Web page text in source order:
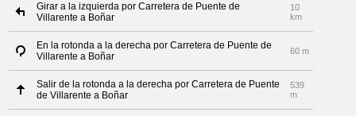
Girar a la izquierda por Carretera de Puente de
Villarente a Boñar
10
km
En la rotonda a la derecha por Carretera de Puente de
Villarente a Boñar
60 m
Salir de la rotonda a la derecha por Carretera de Puente
de Villarente a Boñar
539
m